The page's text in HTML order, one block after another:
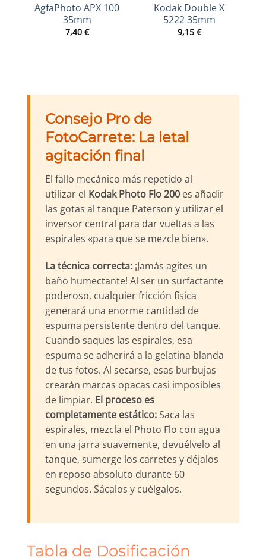
AgfaPhoto APX 100
35mm
7,40 €
Kodak Double X
5222 35mm
9,15 €
Consejo Pro de
FotoCarrete: La letal
agitación final
El fallo mecánico más repetido al
utilizar el Kodak Photo Flo 200 es añadir
las gotas al tanque Paterson y utilizar el
inversor central para dar vueltas a las
espirales «para que se mezcle bien».
La técnica correcta: ¡Jamás agites un
baño humectante! Al ser un surfactante
poderoso, cualquier fricción física
generará una enorme cantidad de
espuma persistente dentro del tanque.
Cuando saques las espirales, esa
espuma se adherirá a la gelatina blanda
de tus fotos. Al secarse, esas burbujas
crearán marcas opacas casi imposibles
de limpiar. El proceso es
completamente estático:Saca las
espirales, mezcla el Photo Flo con agua
en una jarra suavemente, devuélvelo al
tanque, sumerge los carretes y déjalos
en reposo absoluto durante 60
segundos. Sácalos y cuélgalos.
Tabla de Dosificación